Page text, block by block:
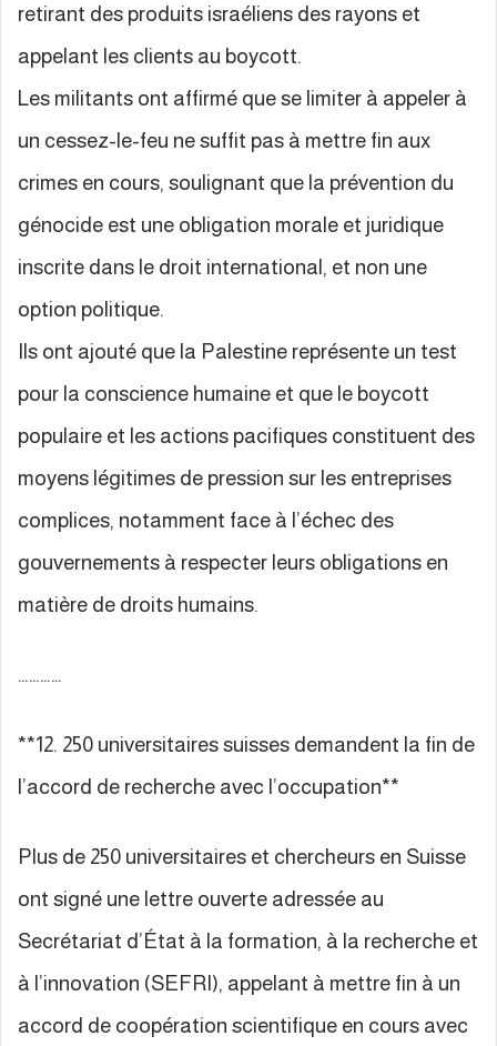
retirant des produits israéliens des rayons et
appelant les clients au boycott.
Les militants ont affirmé que se limiter à appeler à
un cessez-le-feu ne suffit pas à mettre fin aux
crimes en cours, soulignant que la prévention du
génocide est une obligation morale et juridique
inscrite dans le droit international, et non une
option politique.
Ils ont ajouté que la Palestine représente un test
pour la conscience humaine et que le boycott
populaire et les actions pacifiques constituent des
moyens légitimes de pression sur les entreprises
complices, notamment face à l’échec des
gouvernements à respecter leurs obligations en
matière de droits humains.
…………
**12. 250 universitaires suisses demandent la fin de
l’accord de recherche avec l’occupation**
Plus de 250 universitaires et chercheurs en Suisse
ont signé une lettre ouverte adressée au
Secrétariat d’État à la formation, à la recherche et
à l’innovation (SEFRI), appelant à mettre fin à un
accord de coopération scientifique en cours avec